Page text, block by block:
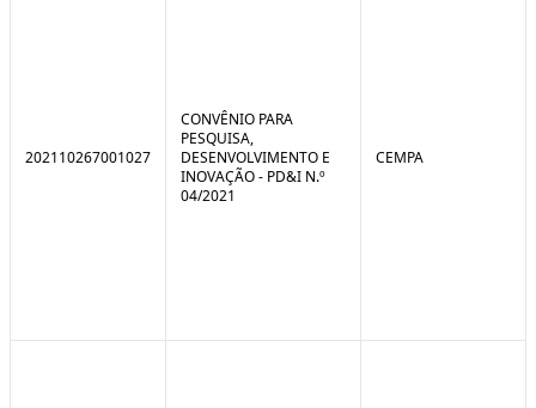
202110267001027
CONVÊNIO PARA
PESQUISA,
DESENVOLVIMENTO E
INOVAÇÃO - PD&I N.º
04/2021
CEMPA